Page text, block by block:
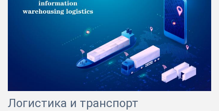
Логистика и транспорт